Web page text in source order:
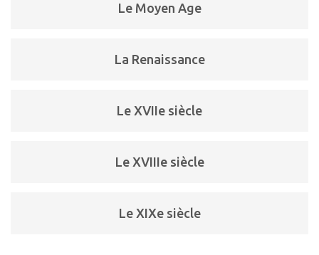
Le Moyen Age
La Renaissance
Le XVIIe siècle
Le XVIIIe siècle
Le XIXe siècle